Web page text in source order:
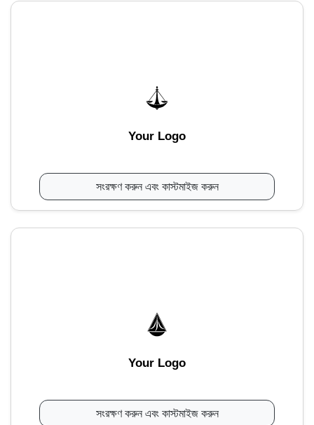
Your Logo
সংরক্ষণ করুন এবং কাস্টমাইজ করুন
Your Logo
সংরক্ষণ করুন এবং কাস্টমাইজ করুন